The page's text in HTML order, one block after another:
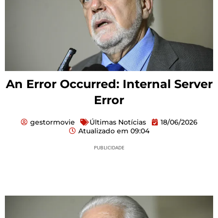
An Error Occurred: Internal Server
Error
gestormovie Últimas Notícias
18/06/2026
Atualizado em 09:04
PUBLICIDADE